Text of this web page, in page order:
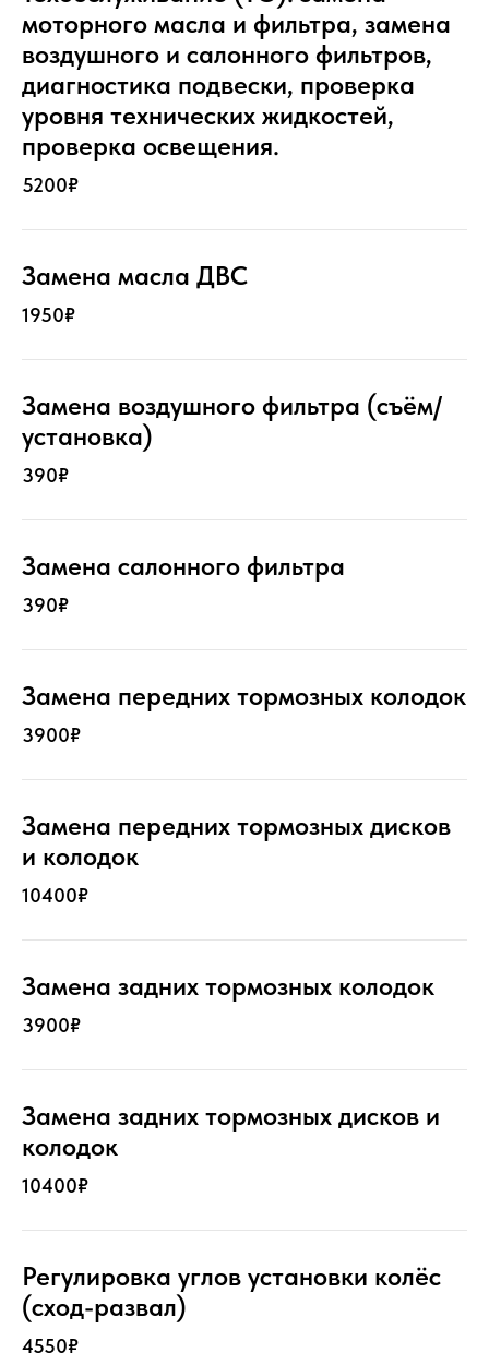
моторного масла и фильтра, замена
воздушного и салонного фильтров,
диагностика подвески, проверка
уровня технических жидкостей,
проверка освещения.
5200₽
Замена масла ДВС
1950₽
Замена воздушного фильтра (съём/
установка)
390₽
Замена салонного фильтра
390₽
Замена передних тормозных колодок
3900₽
Замена передних тормозных дисков
и колодок
10400₽
Замена задних тормозных колодок
3900₽
Замена задних тормозных дисков и
колодок
10400₽
Регулировка углов установки колёс
(сход-развал)
4550₽